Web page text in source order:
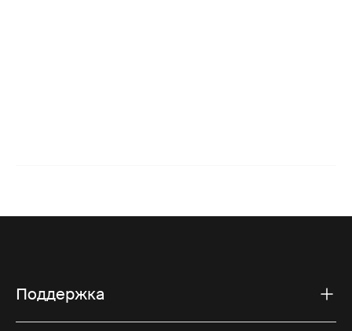
Поддержка